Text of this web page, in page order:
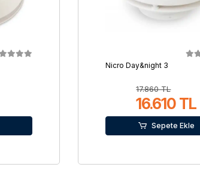
Nicro Day&night 3
17.860 TL
16.610 TL
Sepete Ekle